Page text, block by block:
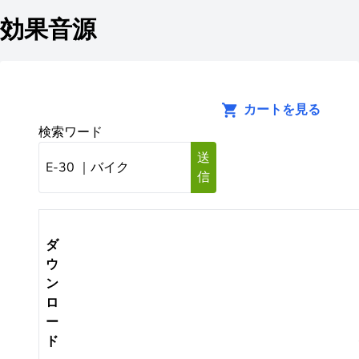
効果音源
カートを見る
検索ワード
送
信
ダ
ウ
ン
ロ
ー
ド